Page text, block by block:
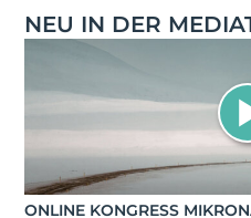
NEU IN DER
ONLINE KONGRESS